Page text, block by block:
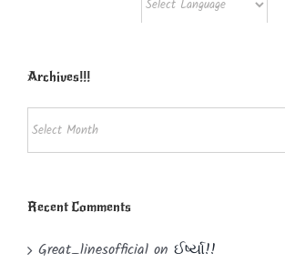
Archives!!!
Archives!!!
Recent Comments
Great_linesofficial on ઈર્ષ્યા!!